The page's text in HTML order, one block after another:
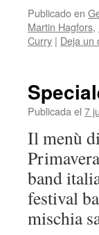
Publicado en
Martin Hagfors,
Curry | Deja un
Publicada el 7
Il menù
band
festival
mischia